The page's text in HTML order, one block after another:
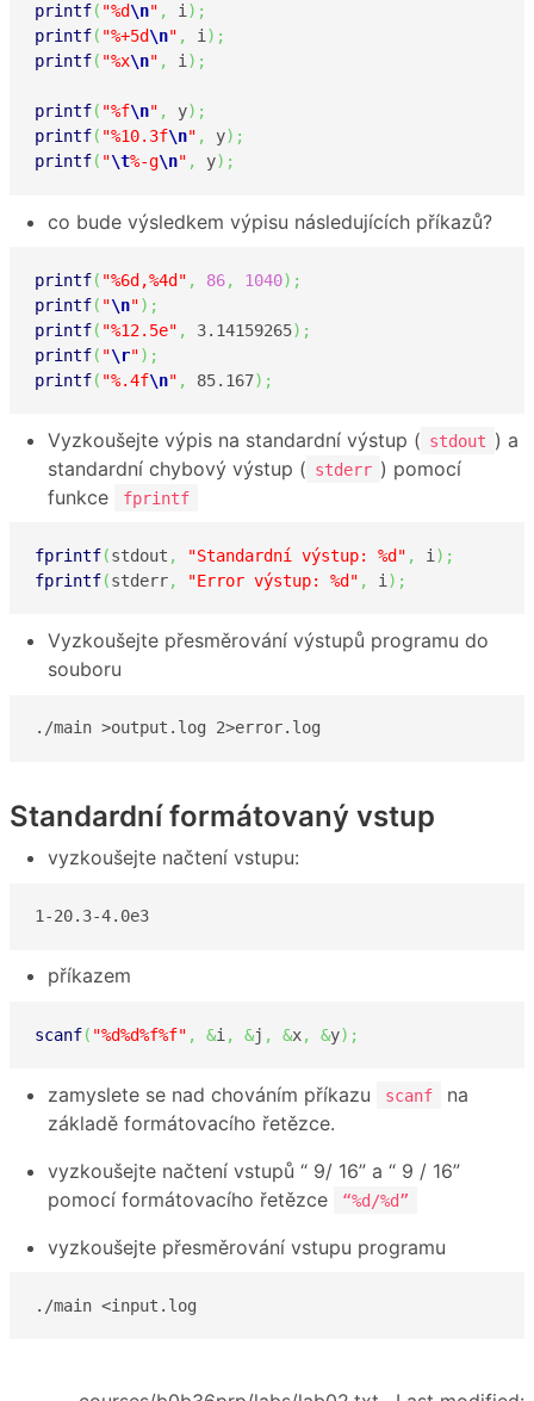
printf( "%d\n" , i) ;
printf( "%+5d\n" , i) ;
printf( "%x\n" , i) ;
printf( "%f\n" , y) ;
printf( "%10.3f\n" , y) ;
printf( "\t%-g\n" , y) ;
co bude výsledkem výpisu následujících příkazů?
printf( "%6d,%4d" , 86, 1040) ;
printf( "\n") ;
printf( "%12.5e" , 3.14159265) ;
printf( "\r") ;
printf( "%.4f\n" , 85.167) ;
Vyzkoušejte výpis na standardní výstup ( stdout ) a
standardní chybový výstup ( stderr ) pomocí
funkce
fprintf
fprintf(stdout , "Standardní výstup: %d" , i ) ;
fprintf(stderr, "Error výstup: %d" , i ) ;
Vyzkoušejte přesměrování výstupů programu do
souboru
./main >output.log 2>error.log
Standardní formátovaný vstup
vyzkoušejte načtení vstupu:
1-20.3-4.0e3
příkazem
scanf( "%d%d%f%f" , &i , &j , &x, &y) ;
zamyslete se nad chováním příkazu scanf
na
základě formátovacího řetězce.
vyzkoušejte načtení vstupů “ 9/ 16” a “ 9 / 16”
pomocí formátovacího řetězce
“%d/%d”
vyzkoušejte přesměrování vstupu programu
./main <input.log